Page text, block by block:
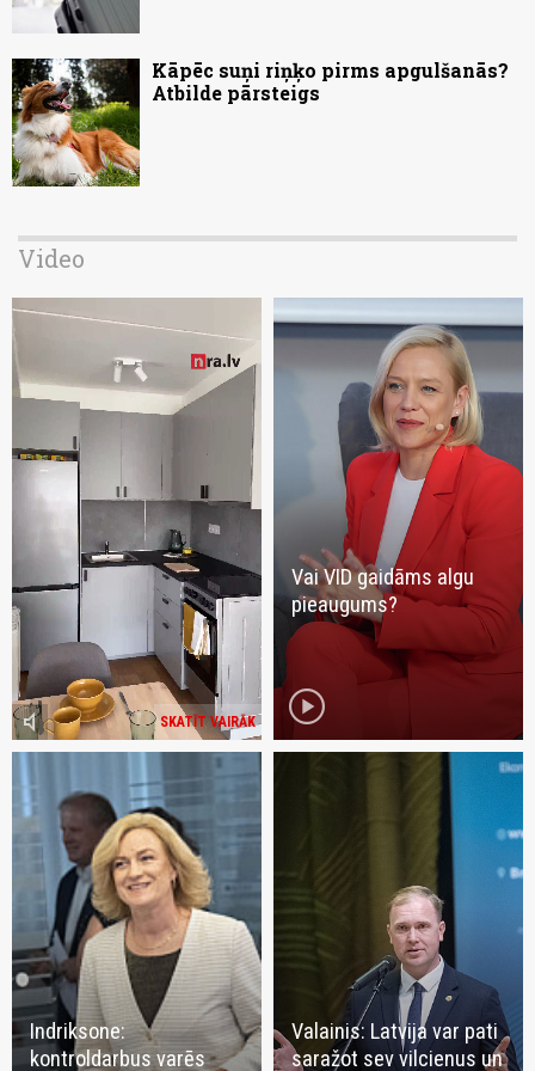
Kāpēc suņi riņķo pirms apgulšanās?
Atbilde pārsteigs
Video
SKATĪT VAIRĀK
volume_mute
Vai VID gaidāms algu
pieaugums?
play_circle
Indriksone:
kontroldarbus varēs
Valainis: Latvija var pati
saražot sev vilcienus un